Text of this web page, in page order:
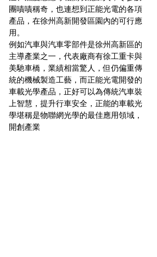
團嘖嘖稱奇，也連想到正能光電的各項
產品，在徐州高新開發區園內的可行應
用。
例如汽車與汽車零部件是徐州高新區的
主導產業之一，代表廠商有徐工重卡與
美馳車橋，業績相當驚人，但仍偏重傳
統的機械製造工藝，而正能光電開發的
車載光學產品，正好可以為傳統汽車裝
上智慧，提升行車安全，正能的車載光
學堪稱是物聯網光學的最佳應用領域，
開創產業